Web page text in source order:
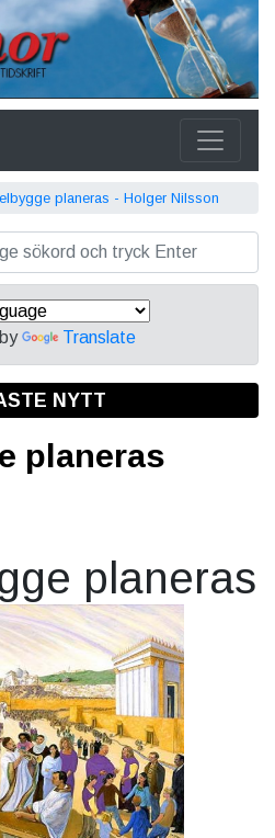
planeras - Holger Nilsson
Translate
NYTT
planeras
planeras